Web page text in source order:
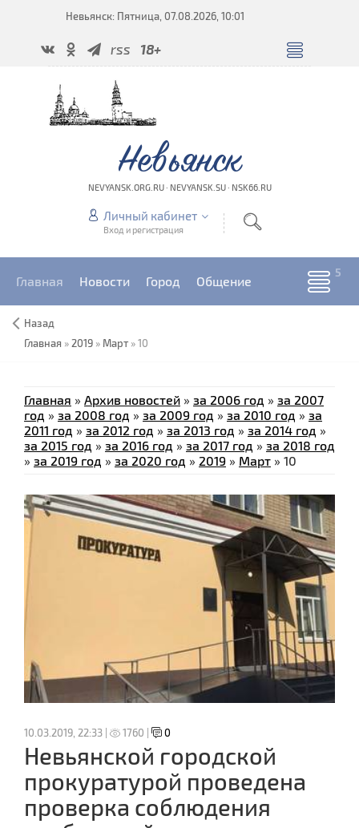
Невьянск: Пятница, 07.08.2026, 10:01
rss 18+
Невьянск
NEVYANSK.ORG.RU · NEVYANSK.SU · NSK66.RU
Личный кабинет
Вход и регистрация
Главная Новости Город Общение
Назад
Главная » 2019 » Март »10
Главная » Архив новостей » за 2006 год » за 2007
год » за 2008 год » за 2009 год » за 2010 год » за
2011 год » за 2012 год » за 2013 год » за 2014 год »
за 2015 год » за 2016 год » за 2017 год » за 2018 год
» за 2019 год » за 2020 год » 2019 » Март » 10
10.03.2019, 22:33 | 1760 | 0
Невьянской городской
прокуратурой проведена
проверка соблюдения